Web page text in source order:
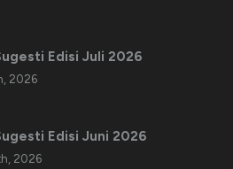
Edisi Juli 2026
2026
Edisi Juni 2026
2026